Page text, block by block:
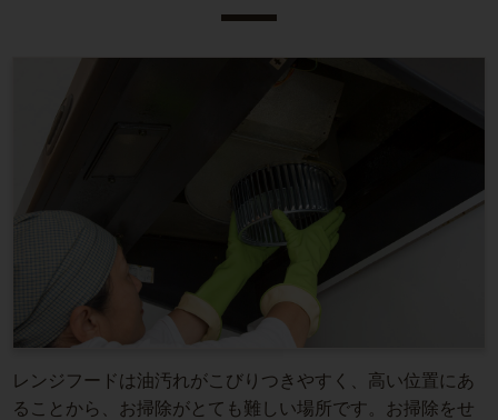
レンジフードは油汚れがこびりつきやすく、高い位置にあ
ることから、お掃除がとても難しい場所です。お掃除をせ